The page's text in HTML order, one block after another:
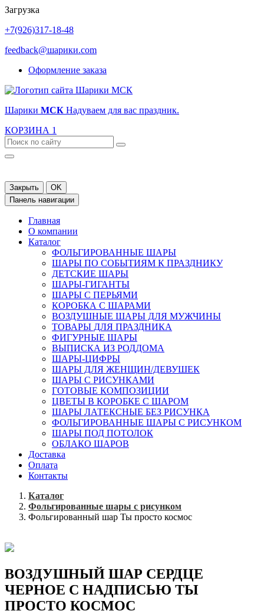
Загрузка
+7(926)317-18-48
feedback@шарики.com
Оформление заказа
Шарики МСК Надуваем для вас праздник.
КОРЗИНА 1
Закрыть
OK
Панель навигации
Главная
О компании
Каталог
ФОЛЬГИРОВАННЫЕ ШАРЫ
ШАРЫ ПО СОБЫТИЯМ К ПРАЗДНИКУ
ДЕТСКИЕ ШАРЫ
ШАРЫ-ГИГАНТЫ
ШАРЫ С ПЕРЬЯМИ
КОРОБКА С ШАРАМИ
ВОЗДУШНЫЕ ШАРЫ ДЛЯ МУЖЧИНЫ
ТОВАРЫ ДЛЯ ПРАЗДНИКА
ФИГУРНЫЕ ШАРЫ
ВЫПИСКА ИЗ РОДДОМА
ШАРЫ-ЦИФРЫ
ШАРЫ ДЛЯ ЖЕНЩИН/ДЕВУШЕК
ШАРЫ С РИСУНКАМИ
ГОТОВЫЕ КОМПОЗИЦИИ
ЦВЕТЫ В КОРОБКЕ С ШАРОМ
ШАРЫ ЛАТЕКСНЫЕ БЕЗ РИСУНКА
ФОЛЬГИРОВАННЫЕ ШАРЫ С РИСУНКОМ
ШАРЫ ПОД ПОТОЛОК
ОБЛАКО ШАРОВ
Доставка
Оплата
Контакты
Каталог
Фольгированные шары с рисунком
Фольгированный шар Ты просто космос
ВОЗДУШНЫЙ ШАР СЕРДЦЕ
ЧЕРНОЕ С НАДПИСЬЮ ТЫ
ПРОСТО КОСМОС